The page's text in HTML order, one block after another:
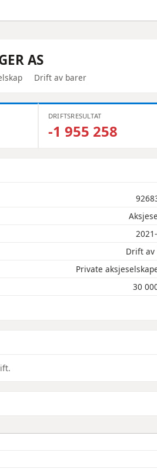
AS
Drift av barer
DRIFTSRESULTAT
-1 955 258
Drift
Private
30